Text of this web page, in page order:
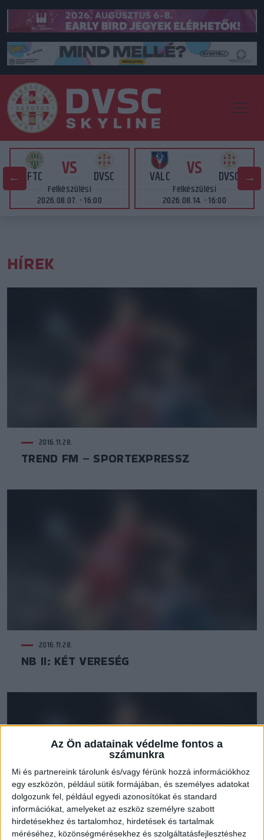
Az Ön adatainak védelme fontos a
számunkra
Mi és partnereink tárolunk és/vagy férünk hozzá információkhoz
egy eszközön, például sütik formájában, és személyes adatokat
dolgozunk fel, például egyedi azonosítókat és standard
információkat, amelyeket az eszköz személyre szabott
hirdetésekhez és tartalomhoz, hirdetések és tartalmak
méréséhez, közönségmérésekhez és szolgáltatásfejlesztéshez
FTC VS DVSC
Felkészülési
2026.08.07. - 16:00
VALC VS DVSC
Felkészülési
2026.08.14. - 16:00
HÍREK
2016.11.28.
TREND FM – SPORTEXPRESSZ
2016.11.28.
NB II: KÉT VERESÉG